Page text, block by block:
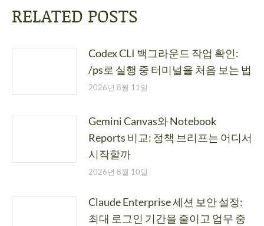
RELATED POSTS
Codex CLI 백그라운드 작업 확인:
/ps로 실행 중 터미널을 처음 보는 법
2026년 8월 11일
Gemini Canvas와 Notebook
Reports 비교: 정책 브리프는 어디서
시작할까
2026년 8월 10일
Claude Enterprise 세션 보안 설정:
최대 로그인 기간을 줄이고 업무 중